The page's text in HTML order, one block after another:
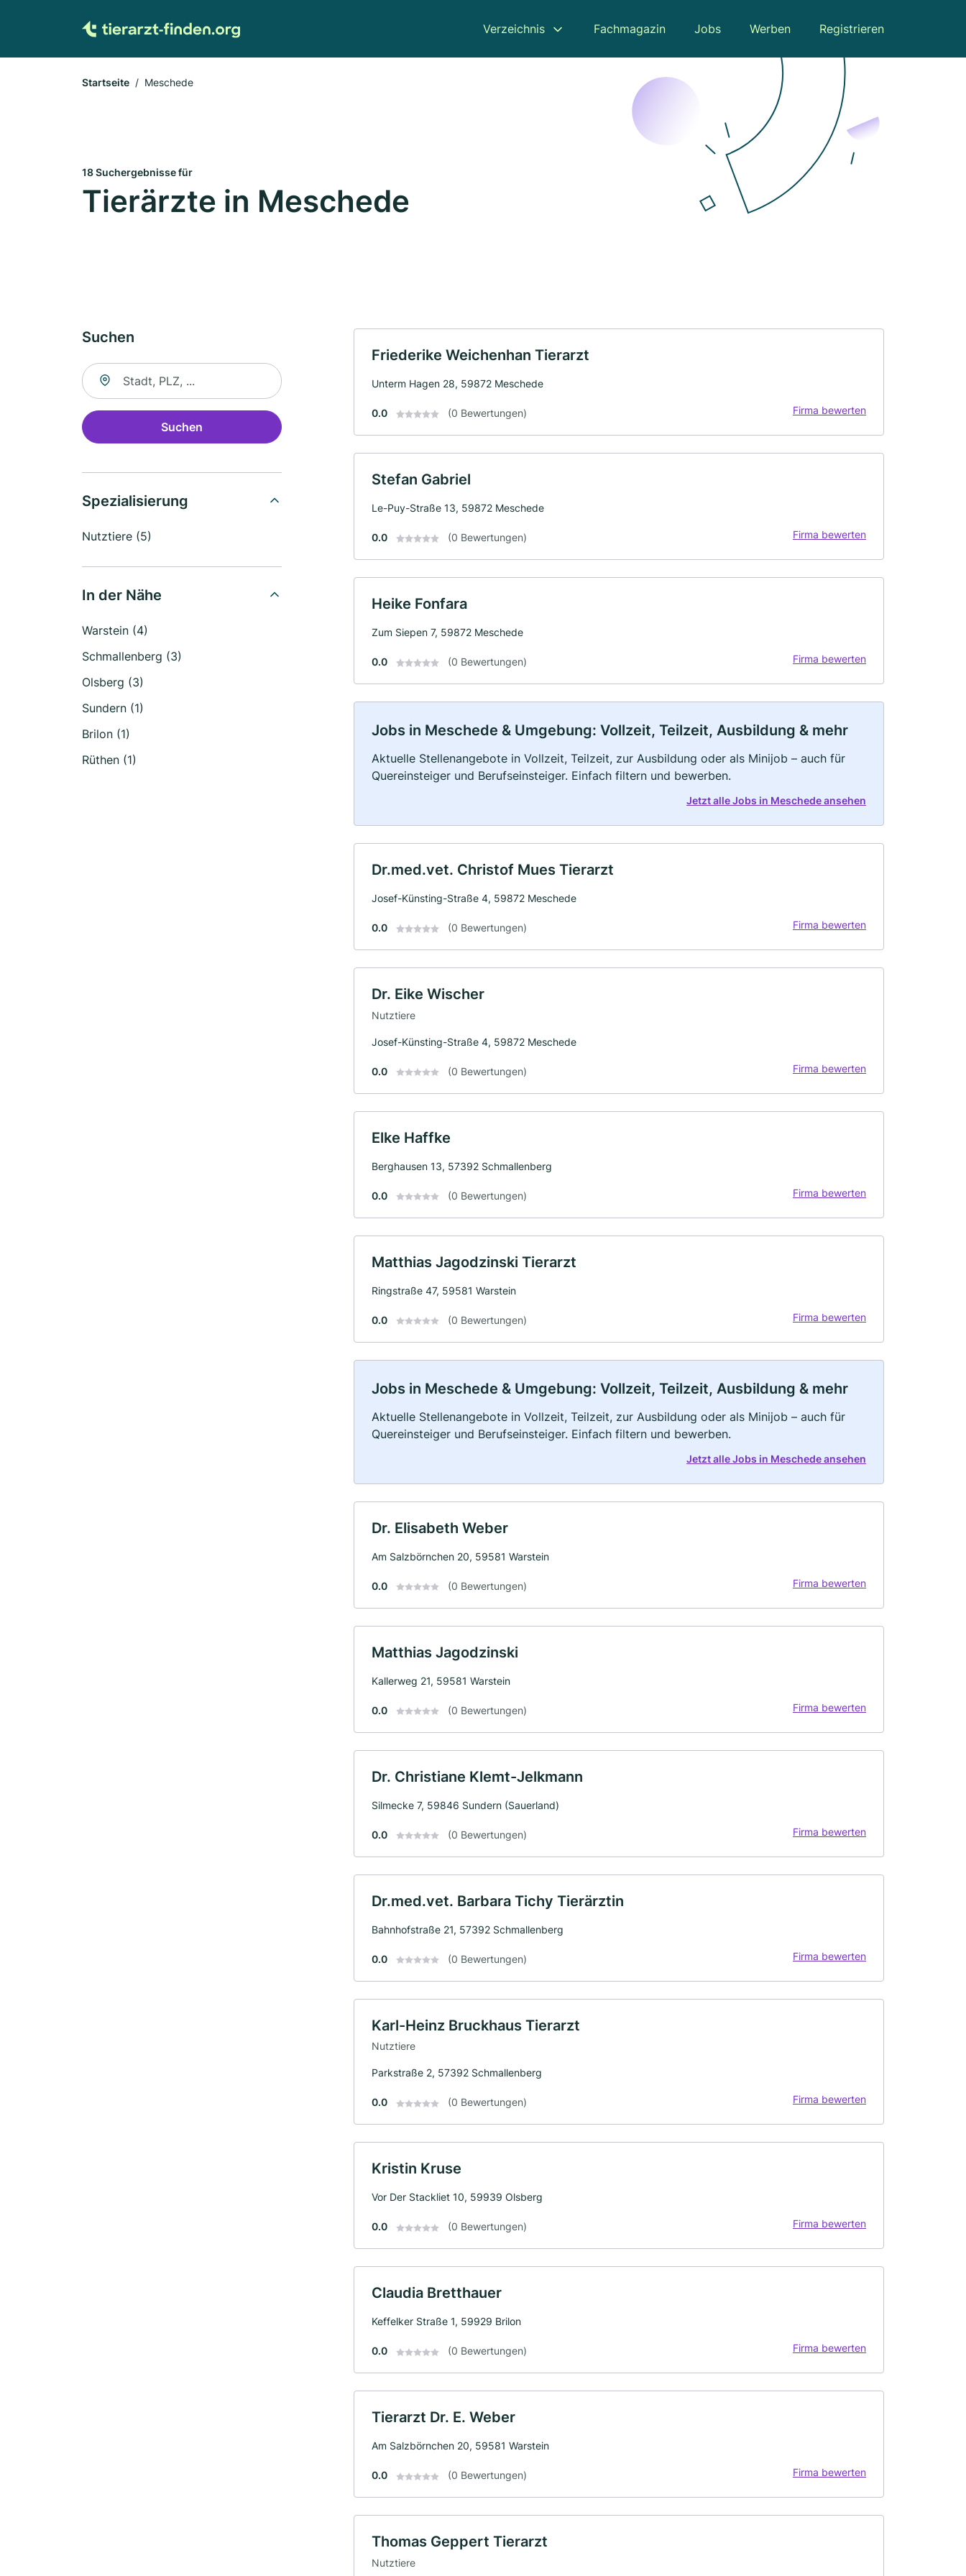
Verzeichnis Fachmagazin Jobs Werben Registrieren
Startseite Meschede
18 Suchergebnisse für
Tierärzte in Meschede
Suchen
Suche nach Ort
Suchen
Spezialisierung
Nutztiere (5)
In der Nähe
Warstein (4)
Schmallenberg (3)
Olsberg (3)
Sundern (1)
Brilon (1)
Rüthen (1)
Friederike Weichenhan Tierarzt
Unterm Hagen 28, 59872 Meschede
0.0 (0 Bewertungen) Firma bewerten
Stefan Gabriel
Le-Puy-Straße 13, 59872 Meschede
0.0 (0 Bewertungen) Firma bewerten
Heike Fonfara
Zum Siepen 7, 59872 Meschede
0.0 (0 Bewertungen) Firma bewerten
Jobs in Meschede & Umgebung: Vollzeit, Teilzeit, Ausbildung & mehr
Aktuelle Stellenangebote in Vollzeit, Teilzeit, zur Ausbildung oder als Minijob – auch für
Quereinsteiger und Berufseinsteiger. Einfach filtern und bewerben.
Jetzt alle Jobs in Meschede ansehen
Dr.med.vet. Christof Mues Tierarzt
Josef-Künsting-Straße 4, 59872 Meschede
0.0 (0 Bewertungen) Firma bewerten
Dr. Eike Wischer
Nutztiere
Josef-Künsting-Straße 4, 59872 Meschede
0.0 (0 Bewertungen) Firma bewerten
Elke Haffke
Berghausen 13, 57392 Schmallenberg
0.0 (0 Bewertungen) Firma bewerten
Matthias Jagodzinski Tierarzt
Ringstraße 47, 59581 Warstein
0.0 (0 Bewertungen) Firma bewerten
Jobs in Meschede & Umgebung: Vollzeit, Teilzeit, Ausbildung & mehr
Aktuelle Stellenangebote in Vollzeit, Teilzeit, zur Ausbildung oder als Minijob – auch für
Quereinsteiger und Berufseinsteiger. Einfach filtern und bewerben.
Jetzt alle Jobs in Meschede ansehen
Dr. Elisabeth Weber
Am Salzbörnchen 20, 59581 Warstein
0.0 (0 Bewertungen) Firma bewerten
Matthias Jagodzinski
Kallerweg 21, 59581 Warstein
0.0 (0 Bewertungen) Firma bewerten
Dr. Christiane Klemt-Jelkmann
Silmecke 7, 59846 Sundern (Sauerland)
0.0 (0 Bewertungen) Firma bewerten
Dr.med.vet. Barbara Tichy Tierärztin
Bahnhofstraße 21, 57392 Schmallenberg
0.0 (0 Bewertungen) Firma bewerten
Karl-Heinz Bruckhaus Tierarzt
Nutztiere
Parkstraße 2, 57392 Schmallenberg
0.0 (0 Bewertungen) Firma bewerten
Kristin Kruse
Vor Der Stackliet 10, 59939 Olsberg
0.0 (0 Bewertungen) Firma bewerten
Claudia Bretthauer
Keffelker Straße 1, 59929 Brilon
0.0 (0 Bewertungen) Firma bewerten
Tierarzt Dr. E. Weber
Am Salzbörnchen 20, 59581 Warstein
0.0 (0 Bewertungen) Firma bewerten
Thomas Geppert Tierarzt
Nutztiere